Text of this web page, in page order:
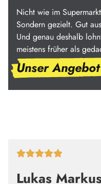
Nicht wie im
Sondern gezielt. Gut
Und genau deshalb
meistens früher als
Unser
Lukas